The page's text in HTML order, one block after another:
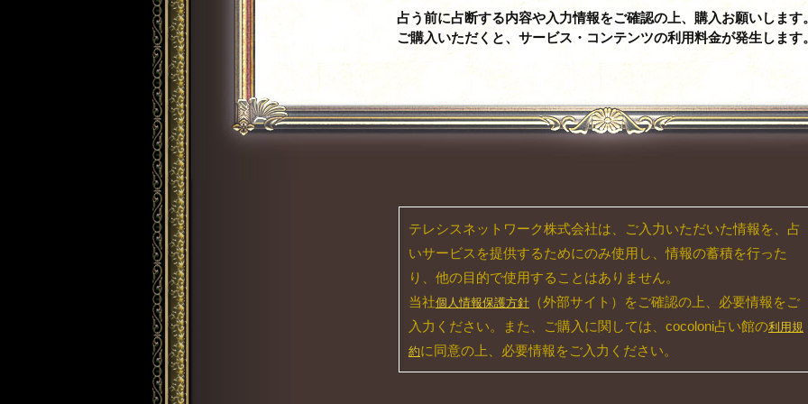
占う前に占断する内容や入力情報をご確認の上、購入お願いします
ご購入いただくと、サービス・コンテンツの利用料金が発生します
テレシスネットワーク株式会社は、ご入力いただいた情報を、占
いサービスを提供するためにのみ使用し、情報の蓄積を行った
り、他の目的で使用することはありません。
当社個人情報保護方針 （外部サイト）をご確認の上、必要情報をご
入力ください。また、ご購入に関しては、cocoloni占い館の利用規
約に同意の上、必要情報をご入力ください。